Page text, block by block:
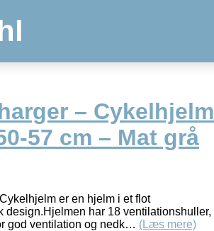
– Cykelhjelm
57 cm – Mat grå
er en hjelm i et flot
design.Hjelmen har 18 ventilationshuller,
god ventilation og nedk… (Læs mere)